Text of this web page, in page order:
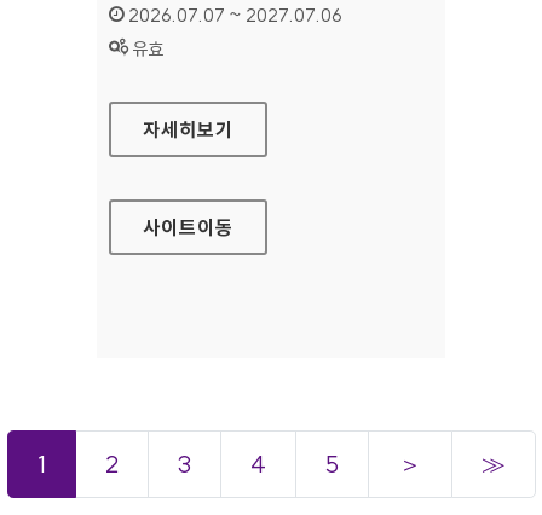
인증기간 :
2026.07.07 ~ 2027.07.06
상태 :
유효
여신금융협회 대표
자세히보기
사이트이동
1 2 3 4 5 ＞ ≫